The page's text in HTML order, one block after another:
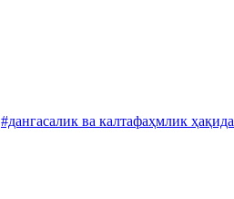
#дангасалик ва калтафаҳмлик ҳақида